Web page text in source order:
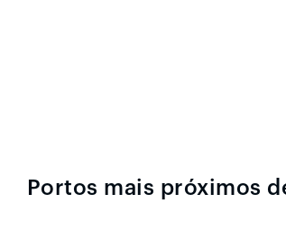
Portos mais próximos